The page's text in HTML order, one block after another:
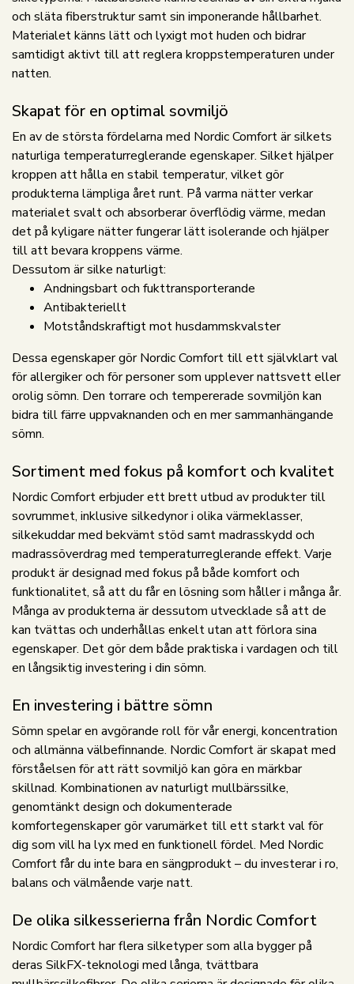
och släta fiberstruktur samt sin imponerande hållbarhet.
Materialet känns lätt och lyxigt mot huden och bidrar
samtidigt aktivt till att reglera kroppstemperaturen under
natten.
Skapat för en optimal sovmiljö
En av de största fördelarna med Nordic Comfort är silkets
naturliga temperaturreglerande egenskaper. Silket hjälper
kroppen att hålla en stabil temperatur, vilket gör
produkterna lämpliga året runt. På varma nätter verkar
materialet svalt och absorberar överflödig värme, medan
det på kyligare nätter fungerar lätt isolerande och hjälper
till att bevara kroppens värme.
Dessutom är silke naturligt:
Andningsbart och fukttransporterande
Antibakteriellt
Motståndskraftigt mot husdammskvalster
Dessa egenskaper gör Nordic Comfort till ett självklart val
för allergiker och för personer som upplever nattsvett eller
orolig sömn. Den torrare och tempererade sovmiljön kan
bidra till färre uppvaknanden och en mer sammanhängande
sömn.
Sortiment med fokus på komfort och kvalitet
Nordic Comfort erbjuder ett brett utbud av produkter till
sovrummet, inklusive silkedynor i olika värmeklasser,
silkekuddar med bekvämt stöd samt madrasskydd och
madrassöverdrag med temperaturreglerande effekt. Varje
produkt är designad med fokus på både komfort och
funktionalitet, så att du får en lösning som håller i många år.
Många av produkterna är dessutom utvecklade så att de
kan tvättas och underhållas enkelt utan att förlora sina
egenskaper. Det gör dem både praktiska i vardagen och till
en långsiktig investering i din sömn.
En investering i bättre sömn
Sömn spelar en avgörande roll för vår energi, koncentration
och allmänna välbefinnande. Nordic Comfort är skapat med
förståelsen för att rätt sovmiljö kan göra en märkbar
skillnad. Kombinationen av naturligt mullbärssilke,
genomtänkt design och dokumenterade
komfortegenskaper gör varumärket till ett starkt val för
dig som vill ha lyx med en funktionell fördel. Med Nordic
Comfort får du inte bara en sängprodukt – du investerar i ro,
balans och välmående varje natt.
De olika silkesserierna från Nordic Comfort
Nordic Comfort har flera silketyper som alla bygger på
deras SilkFX-teknologi med långa, tvättbara